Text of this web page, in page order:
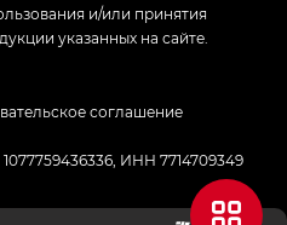
и/или принятия
указанных на сайте.
ИНН 7714709349
соглашение